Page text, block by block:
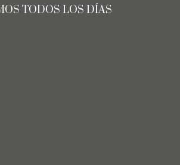
TODOS LOS DÍAS